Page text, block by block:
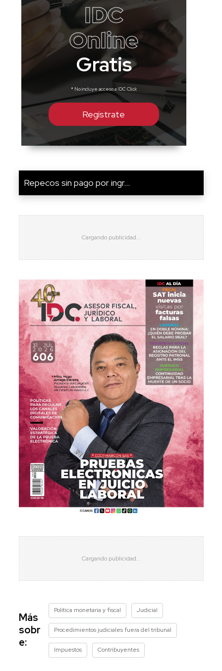
IDC
Online
Gratis
* No incluye acceso a IDC Click
Regístrate
Repecos sin pago por ingr...
Más
sobr
e:
Política monetaria y fiscal Judicial
Procedimientos judiciales fuera del tribunal
Impuestos Contribuyentes